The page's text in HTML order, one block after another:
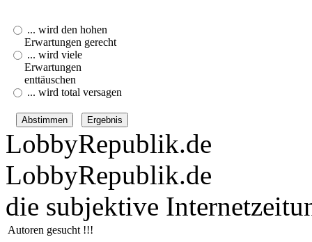
... wird den hohen
Erwartungen gerecht
... wird viele
Erwartungen
enttäuschen
... wird total versagen
LobbyRepublik.de
LobbyRepublik.de
die subjektive
Autoren gesucht !!!